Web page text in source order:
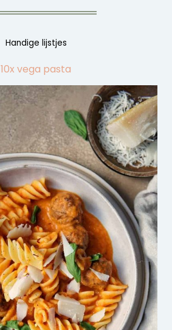
Handige lijstjes
10x vega pasta